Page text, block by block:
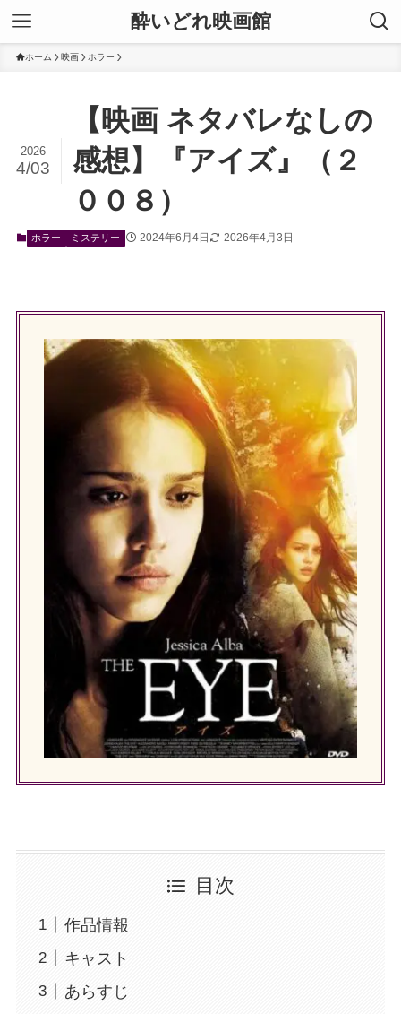
酔いどれ映画館
ホーム 映画 ホラー
【映画 ネタバレなしの
感想】『アイズ』（２
００８）
2026
4/03
ホラー ミステリー 2024年6月4日 2026年4月3日
目次
作品情報
キャスト
あらすじ